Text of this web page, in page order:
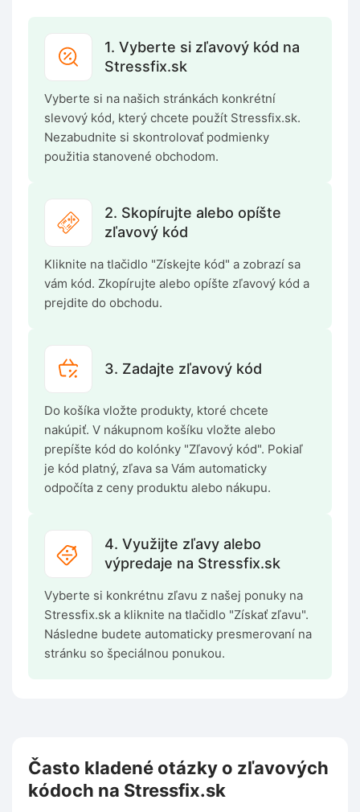
1. Vyberte si zľavový kód na
Stressfix.sk
Vyberte si na našich stránkách konkrétní
slevový kód, který chcete použít Stressfix.sk.
Nezabudnite si skontrolovať podmienky
použitia stanovené obchodom.
2. Skopírujte alebo opíšte
zľavový kód
Kliknite na tlačidlo "Získejte kód" a zobrazí sa
vám kód. Zkopírujte alebo opíšte zľavový kód a
prejdite do obchodu.
3. Zadajte zľavový kód
Do košíka vložte produkty, ktoré chcete
nakúpiť. V nákupnom košíku vložte alebo
prepíšte kód do kolónky "Zľavový kód". Pokiaľ
je kód platný, zľava sa Vám automaticky
odpočíta z ceny produktu alebo nákupu.
4. Využijte zľavy alebo
výpredaje na Stressfix.sk
Vyberte si konkrétnu zľavu z našej ponuky na
Stressfix.sk a kliknite na tlačidlo "Získať zľavu".
Následne budete automaticky presmerovaní na
stránku so špeciálnou ponukou.
Často kladené otázky o zľavových
kódoch na Stressfix.sk